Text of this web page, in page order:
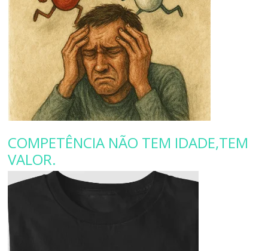
COMPETÊNCIA NÃO TEM IDADE,TEM
VALOR.